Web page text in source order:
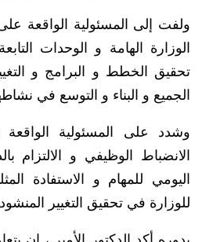
ولفت إلى المسئولية الواقعة
الوزارة الهامة و الوحدات
تحقيق الخطط و البرامج و
الجميع و البناء و التوسع في
وشدد على المسئولية
الانضباط الوظيفي و الالتزام
اليومي للمهام و الاستفادة
للوزارة في تحقيق التغيير